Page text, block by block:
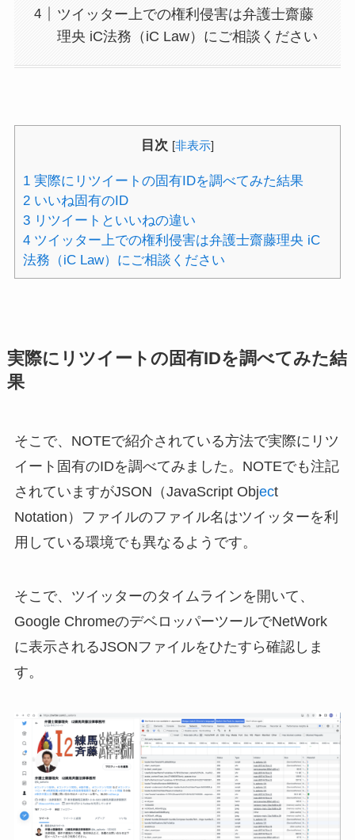
ツイッター上での権利侵害は弁護士齋藤
理央 iC法務（iC Law）にご相談ください
目次 [非表示]
1実際にリツイートの固有IDを調べてみた結果
2いいね固有のID
3リツイートといいねの違い
4ツイッター上での権利侵害は弁護士齋藤理央 iC
法務（iC Law）にご相談ください
実際にリツイートの固有IDを調べてみた結
果
そこで、NOTEで紹介されている方法で実際にリツ
イート固有のIDを調べてみました。NOTEでも注記
されていますがJSON（JavaScript Object
Notation）ファイルのファイル名はツイッターを利
用している環境でも異なるようです。
そこで、ツイッターのタイムラインを開いて、
Google ChromeのデベロッパーツールでNetWork
に表示されるJSONファイルをひたすら確認しま
す。